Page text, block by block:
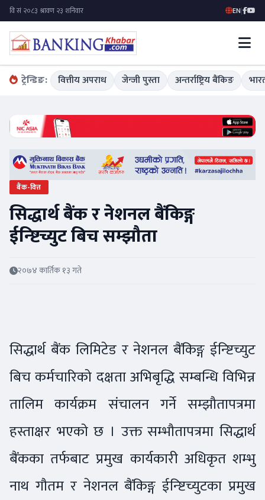
EN|
ट्रेन्डिङ: वित्तीय अपराध जेन्जी पुस्ता अन्तर्राष्ट्रिय बैंकिङ
बैंक-वित्त
सिद्धार्थ बैंक र नेशनल बैंकिङ्ग
ईन्ष्टिच्युट बिच सम्झौता
२०७४ कार्तिक १३ गते
सिद्धार्थ बैंक लिमिटेड र नेशनल बैंकिङ्ग ईन्ष्टिच्युट
बिच कर्मचारिको दक्षता अभिबृद्धि सम्बन्धि विभिन्न
तालिम कार्यक्रम संचालन गर्ने सम्झौतापत्रमा
हस्ताक्षर भएको छ । उक्त सम्भौतापत्रमा सिद्धार्थ
बैंकका तर्फबाट प्रमुख कार्यकारी अधिकृत शम्भु
नाथ गौतम र नेशनल बैंकिङ्ग ईन्ष्टिच्युटका प्रमुख